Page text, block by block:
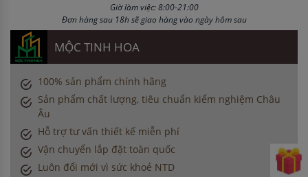
Giờ làm việc: 8:00-21:00
Đơn hàng sau 18h sẽ giao hàng vào ngày hôm sau
MỘC TINH HOA
100% sản phẩm chính hãng
Sản phẩm chất lượng, tiêu chuẩn kiểm nghiệm Châu
Âu
Hỗ trợ tư vấn thiết kế miễn phí
Vận chuyển lắp đặt toàn quốc
Luôn đổi mới vì sức khoẻ NTD